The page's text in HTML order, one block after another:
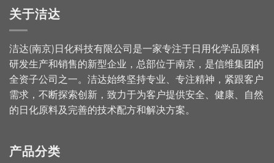
关于洁达
洁达(南京)日化科技有限公司是一家专注于日用化学品原料
研发生产和销售的新型企业，总部位于南京，是信维集团的
全资子公司之一。洁达始终坚持专业、专注精神，紧跟客户
需求，不断探索创新，致力于为客户提供安全、健康、自然
的日化原料及完善的技术配方和解决方案。
产品分类